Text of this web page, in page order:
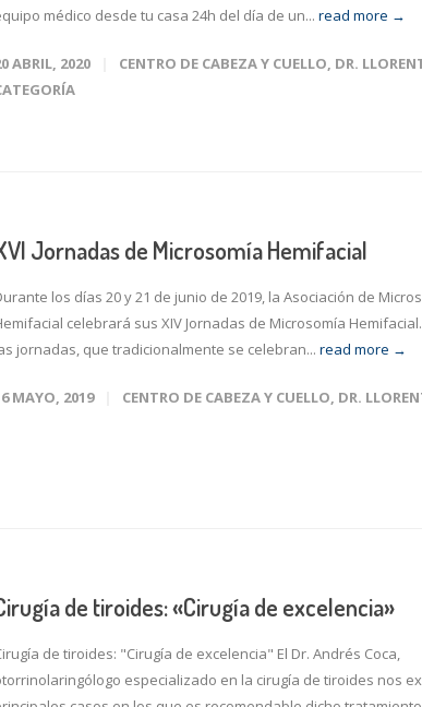
médico desde tu casa 24h del día de un... read more →
ABRIL, 2020 CENTRO DE CABEZA Y CUELLO, DR.
Jornadas de Microsomía Hemifacial
los días 20 y 21 de junio de 2019, la Asociación de
celebrará sus XIV Jornadas de Microsomía
jornadas, que tradicionalmente se celebran... read more →
MAYO, 2019 CENTRO DE CABEZA Y CUELLO, DR.
de tiroides: «Cirugía de excelencia»
de tiroides: "Cirugía de excelencia" El Dr. Andrés Coca,
especializado en la cirugía de tiroides nos